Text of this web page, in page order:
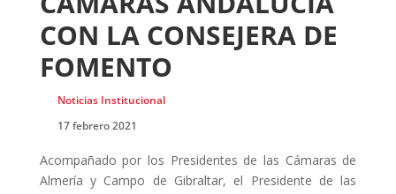
CON LA CONSEJERA DE
FOMENTO
Noticias Institucional
17 febrero 2021
Acompañado por los Presidentes de las Cámaras de
Almería y Campo de Gibraltar, el Presidente de las